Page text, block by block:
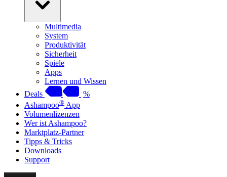
Multimedia
System
Produktivität
Sicherheit
Spiele
Apps
Lernen und Wissen
Deals
%
Ashampoo® App
Volumenlizenzen
Wer ist Ashampoo?
Marktplatz-Partner
Tipps & Tricks
Downloads
Support